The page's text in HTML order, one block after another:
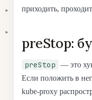
▾
▾
приходить,
preStop:
preStop
— это
Если положить в
kube-proxy